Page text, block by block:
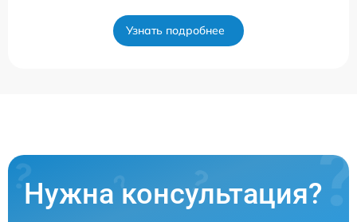
Узнать подробнее
Нужна консультация?